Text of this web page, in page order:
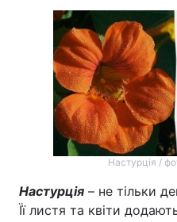
Настурція /
Настурція – не тільки
Її листя та квіти